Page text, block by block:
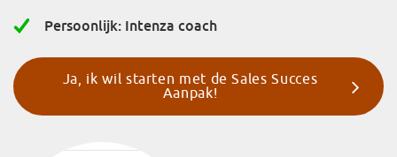
Persoonlijk: Intenza coach
Ja, ik wil starten met de Sales Succes
Aanpak!